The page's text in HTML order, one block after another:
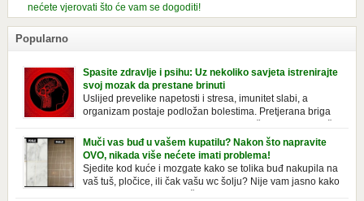
nećete vjerovati što će vam se dogoditi!
Popularno
Spasite zdravlje i psihu: Uz nekoliko savjeta istrenirajte
svoj mozak da prestane brinuti
Uslijed prevelike napetosti i stresa, imunitet slabi, a
organizam postaje podložan bolestima. Pretjerana briga
izazvati stres, depresiju, umor i loše zdravstveno stanje. Jeste li znali da
pretjerana briga može povećati broj otkucaja srca, otežati disanje i
izazvati bljedilo lica? Krv se povlači s površine i odlazi […]
Muči vas buđ u vašem kupatilu? Nakon što napravite
OVO, nikada više nećete imati problema!
Sjedite kod kuće i mozgate kako se tolika buđ nakupila na
vaš tuš, pločice, ili čak vašu wc šolju? Nije vam jasno kako